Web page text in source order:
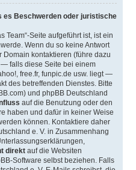
es Beschwerden oder juristische
Team“-Seite aufgeführt ist, ist ein
Wenn du so keine Antwort
Domain kontaktieren (führe dazu
falls diese Seite bei einem
free.fr, funpic.de usw. liegt —
des betreffenden Dienstes. Bitte
und phpBB Deutschland
auf die Benutzung oder den
haben und dafür in keiner Weise
können. Kontaktiere daher
e. V. in Zusammenhang
direktauf die Websiten
Software selbst beziehen. Falls